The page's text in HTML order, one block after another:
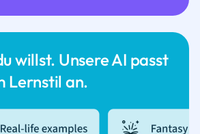
willst. Unsere AI passt
Lernstil an.